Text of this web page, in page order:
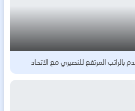
بالراتب المرتفع للنصيري مع الاتحاد